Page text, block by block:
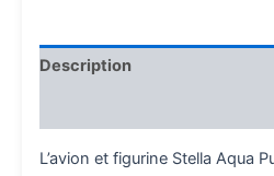
Description
L’avion et figurine Stella Aqua